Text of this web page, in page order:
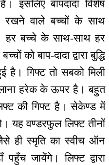
इसलिए बापदादा विशेष
रखने वाले बच्चों के साथ
हर बच्चे के साथ-साथ हर
को बाप-दादा द्वारा बुद्धि
है। गिफ्ट तो सबको मिली
हरेक के ऊपर है। बहुत
की गिफ्ट है। सेकेण्ड में
यह वण्डरफुल लिफ्ट तीनों
ही स्मृति का स्वीच ऑन
जायेंगे। लिफ्ट द्वारा